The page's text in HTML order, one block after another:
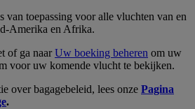
van toepassing voor alle vluchten van en
Amerika en Afrika.
of ga naarUw boeking beheren om uw
voor uw komende vlucht te bekijken.
over bagagebeleid, lees onze Pagina
.